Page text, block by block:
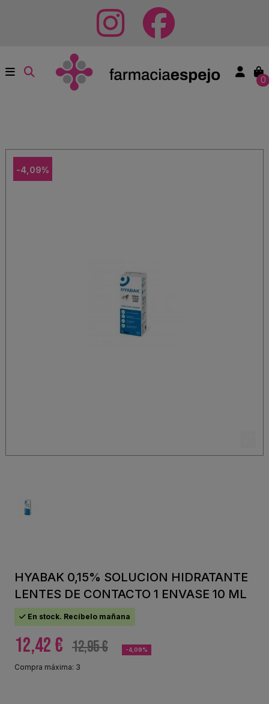
0
-4,09%
HYABAK 0,15% SOLUCION HIDRATANTE
LENTES DE CONTACTO 1 ENVASE 10 ML
En stock. Recíbelo mañana
12,42 € 12,95 € -4,09%
Compra máxima: 3